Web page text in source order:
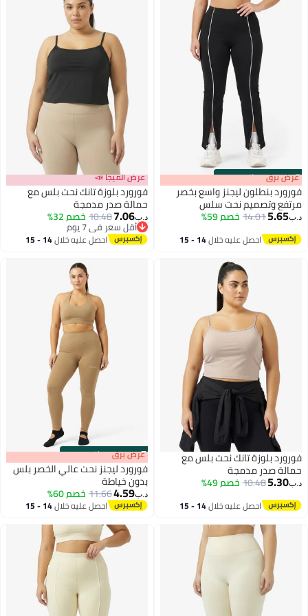
00m:00s
·باقي 100% عرض برق
فورورد بنطلون ليجنز واسع بخصر
مرتفع وتصميم نحت سلس
د.ب‏5.65
14.01خصم 59%
احصل عليه خلال 14 - 15
عرض الميجا 📣
فورورد بلوزة تانك نحت بلس مع
حمالة صدر مدمجة
د.ب‏7.06
10.48خصم 32%
أقل سعر في 7 يوم
أقل سعر في 7 يوماحصل عليه خلال 14 - 15
فورورد بلوزة تانك نحت بلس مع
حمالة صدر مدمجة
د.ب‏5.30
10.48خصم 49%
احصل عليه خلال 14 - 15
00m:00s
·باقي 100% عرض برق
فورورد ليجنز نحت عالي الخصر بلس
بدون خياطة
د.ب‏4.59
11.66خصم 60%
احصل عليه خلال 14 - 15